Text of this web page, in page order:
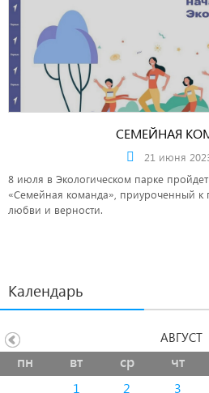
СЕМЕЙНАЯ
21 июня
8 июля в Экологическом парке
«Семейная команда», приуроченный к
любви и верности.
Календарь
пн вт ср чт
1 2 3
АВГУСТ